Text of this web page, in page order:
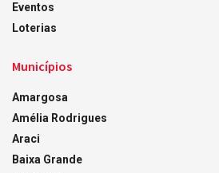
Eventos
Loterias
Municípios
Amargosa
Amélia Rodrigues
Araci
Baixa Grande